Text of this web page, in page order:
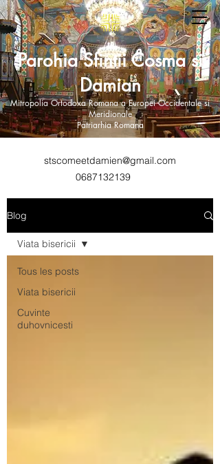
Parohia Sfintii Cosma si
Damian
Mitropolia Ortodoxa Romana a Europei Occidentale si
Meridionale
Patriarhia Romana
stscomeetdamien@gmail.com
0687132139
Blog
Tous les posts
Viata bisericii
Cuvinte
duhovnicesti
Viata bisericii